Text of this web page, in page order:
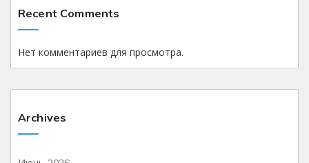
Recent Comments
Нет комментариев для просмотра.
Archives